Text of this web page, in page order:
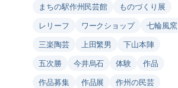
まちの駅作州民芸館
ものづくり展
レリーフ
ワークショップ
七輪風窯
三楽陶芸
上田繁男
下山本陣
五次勝
今井烏石 体験
作品
作品募集
作品展
作州の民芸